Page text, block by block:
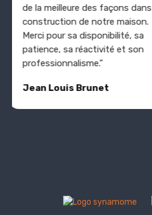
de la meilleure des façons dans la
construction de notre maison.
Merci pour sa disponibilité, sa
patience, sa réactivité et son
professionnalisme.”
Jean Louis Brunet